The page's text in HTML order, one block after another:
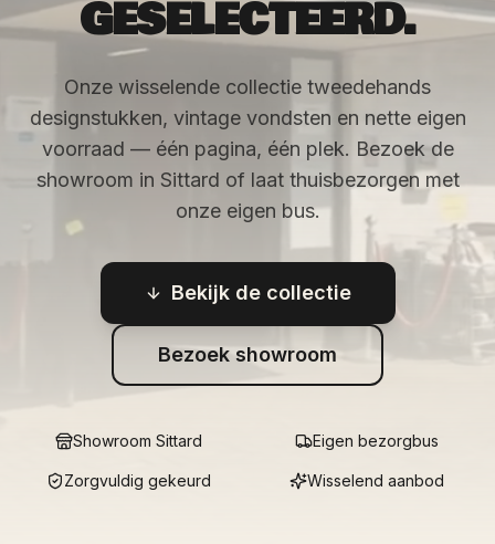
GESELECTEERD.
Onze wisselende collectie tweedehands
designstukken, vintage vondsten en nette eigen
voorraad — één pagina, één plek. Bezoek de
showroom in Sittard of laat thuisbezorgen met
onze eigen bus.
Bekijk de collectie
Bezoek showroom
Showroom Sittard Eigen bezorgbus
Zorgvuldig gekeurd Wisselend aanbod